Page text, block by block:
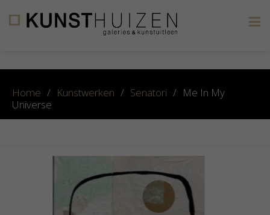
Home / Kunstwerken / Senatori / Me In My
Universe